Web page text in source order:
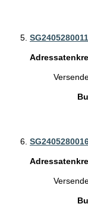
SG2405280011